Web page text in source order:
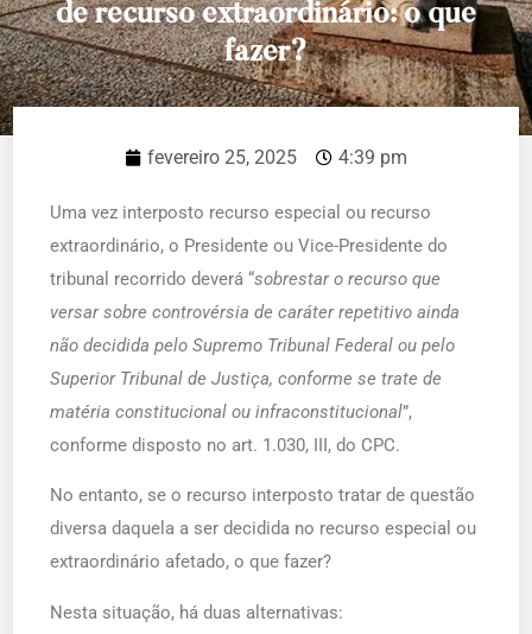
de recurso extraordinário: o que
fazer?
fevereiro 25, 2025 4:39 pm
Uma vez interposto recurso especial ou recurso
extraordinário, o Presidente ou Vice-Presidente do
tribunal recorrido deverá “sobrestar o recurso que
versar sobre controvérsia de caráter repetitivo ainda
não decidida pelo Supremo Tribunal Federal ou pelo
Superior Tribunal de Justiça, conforme se trate de
matéria constitucional ou infraconstitucional”,
conforme disposto no art. 1.030, III, do CPC.
No entanto, se o recurso interposto tratar de questão
diversa daquela a ser decidida no recurso especial ou
extraordinário afetado, o que fazer?
Nesta situação, há duas alternativas: